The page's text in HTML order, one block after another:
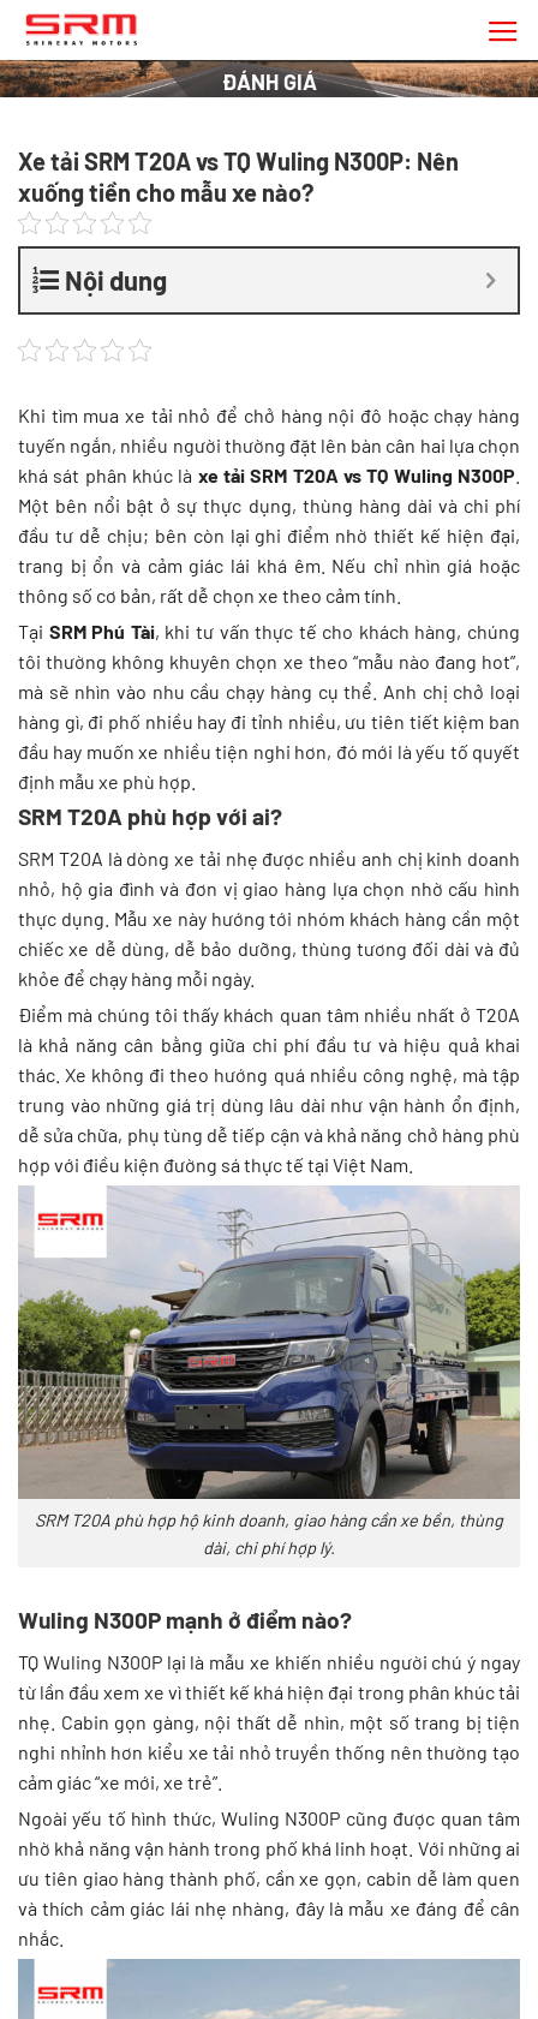
Chuyển
đến
nội
dung
ĐÁNH GIÁ
Xe tải SRM T20A vs TQ Wuling N300P: Nên
xuống tiền cho mẫu xe nào?
Nội dung
Khi tìm mua xe tải nhỏ để chở hàng nội đô hoặc chạy hàng
tuyến ngắn, nhiều người thường đặt lên bàn cân hai lựa chọn
khá sát phân khúc là xe tải SRM T20A vs TQ Wuling N300P
Một bên nổi bật ở sự thực dụng, thùng hàng dài và chi phí
đầu tư dễ chịu; bên còn lại ghi điểm nhờ thiết kế hiện đại,
trang bị ổn và cảm giác lái khá êm. Nếu chỉ nhìn giá hoặc
thông số cơ bản, rất dễ chọn xe theo cảm tính.
Tại SRM Phú Tài, khi tư vấn thực tế cho khách hàng, chúng
tôi thường không khuyên chọn xe theo “mẫu nào đang hot”,
mà sẽ nhìn vào nhu cầu chạy hàng cụ thể. Anh chị chở loại
hàng gì, đi phố nhiều hay đi tỉnh nhiều, ưu tiên tiết kiệm ban
đầu hay muốn xe nhiều tiện nghi hơn, đó mới là yếu tố quyết
định mẫu xe phù hợp.
SRM T20A phù hợp với ai?
SRM T20A là dòng xe tải nhẹ được nhiều anh chị kinh doanh
nhỏ, hộ gia đình và đơn vị giao hàng lựa chọn nhờ cấu hình
thực dụng. Mẫu xe này hướng tới nhóm khách hàng cần một
chiếc xe dễ dùng, dễ bảo dưỡng, thùng tương đối dài và đủ
khỏe để chạy hàng mỗi ngày.
Điểm mà chúng tôi thấy khách quan tâm nhiều nhất ở T20A
là khả năng cân bằng giữa chi phí đầu tư và hiệu quả khai
thác. Xe không đi theo hướng quá nhiều công nghệ, mà tập
trung vào những giá trị dùng lâu dài như vận hành ổn định,
dễ sửa chữa, phụ tùng dễ tiếp cận và khả năng chở hàng phù
hợp với điều kiện đường sá thực tế tại Việt Nam.
SRM T20A phù hợp hộ kinh doanh, giao hàng cần xe bền, thùng
dài, chi phí hợp lý.
Wuling N300P mạnh ở điểm nào?
TQ Wuling N300P lại là mẫu xe khiến nhiều người chú ý ngay
từ lần đầu xem xe vì thiết kế khá hiện đại trong phân khúc tải
nhẹ. Cabin gọn gàng, nội thất dễ nhìn, một số trang bị tiện
nghi nhỉnh hơn kiểu xe tải nhỏ truyền thống nên thường tạo
cảm giác “xe mới, xe trẻ”.
Ngoài yếu tố hình thức, Wuling N300P cũng được quan tâm
nhờ khả năng vận hành trong phố khá linh hoạt. Với những ai
ưu tiên giao hàng thành phố, cần xe gọn, cabin dễ làm quen
và thích cảm giác lái nhẹ nhàng, đây là mẫu xe đáng để cân
nhắc.